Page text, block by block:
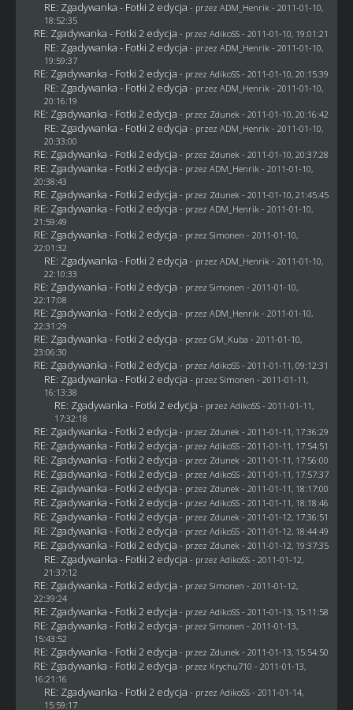
RE: Zgadywanka - Fotki 2 edycja - przez ADM_Henrik - 2011-01-10,
18:52:35
RE: Zgadywanka - Fotki 2 edycja - przez AdikoSS - 2011-01-10, 19:01:21
RE: Zgadywanka - Fotki 2 edycja - przez ADM_Henrik - 2011-01-10,
19:59:37
RE: Zgadywanka - Fotki 2 edycja - przez AdikoSS - 2011-01-10, 20:15:39
RE: Zgadywanka - Fotki 2 edycja - przez ADM_Henrik - 2011-01-10,
20:16:19
RE: Zgadywanka - Fotki 2 edycja - przez Zdunek - 2011-01-10, 20:16:42
RE: Zgadywanka - Fotki 2 edycja - przez ADM_Henrik - 2011-01-10,
20:33:00
RE: Zgadywanka - Fotki 2 edycja - przez Zdunek - 2011-01-10, 20:37:28
RE: Zgadywanka - Fotki 2 edycja - przez ADM_Henrik - 2011-01-10,
20:38:43
RE: Zgadywanka - Fotki 2 edycja - przez Zdunek - 2011-01-10, 21:45:45
RE: Zgadywanka - Fotki 2 edycja - przez ADM_Henrik - 2011-01-10,
21:59:49
RE: Zgadywanka - Fotki 2 edycja - przez Simonen - 2011-01-10,
22:01:32
RE: Zgadywanka - Fotki 2 edycja - przez ADM_Henrik - 2011-01-10,
22:10:33
RE: Zgadywanka - Fotki 2 edycja - przez Simonen - 2011-01-10,
22:17:08
RE: Zgadywanka - Fotki 2 edycja - przez ADM_Henrik - 2011-01-10,
22:31:29
RE: Zgadywanka - Fotki 2 edycja - przez GM_Kuba - 2011-01-10,
23:06:30
RE: Zgadywanka - Fotki 2 edycja - przez AdikoSS - 2011-01-11, 09:12:31
RE: Zgadywanka - Fotki 2 edycja - przez Simonen - 2011-01-11,
16:13:38
RE: Zgadywanka - Fotki 2 edycja - przez AdikoSS - 2011-01-11,
17:32:18
RE: Zgadywanka - Fotki 2 edycja - przez Zdunek - 2011-01-11, 17:36:29
RE: Zgadywanka - Fotki 2 edycja - przez AdikoSS - 2011-01-11, 17:54:51
RE: Zgadywanka - Fotki 2 edycja - przez Zdunek - 2011-01-11, 17:56:00
RE: Zgadywanka - Fotki 2 edycja - przez AdikoSS - 2011-01-11, 17:57:37
RE: Zgadywanka - Fotki 2 edycja - przez Zdunek - 2011-01-11, 18:17:00
RE: Zgadywanka - Fotki 2 edycja - przez AdikoSS - 2011-01-11, 18:18:46
RE: Zgadywanka - Fotki 2 edycja - przez Zdunek - 2011-01-12, 17:36:51
RE: Zgadywanka - Fotki 2 edycja - przez AdikoSS - 2011-01-12, 18:44:49
RE: Zgadywanka - Fotki 2 edycja - przez Zdunek - 2011-01-12, 19:37:35
RE: Zgadywanka - Fotki 2 edycja - przez AdikoSS - 2011-01-12,
21:37:12
RE: Zgadywanka - Fotki 2 edycja - przez Simonen - 2011-01-12,
22:39:24
RE: Zgadywanka - Fotki 2 edycja - przez AdikoSS - 2011-01-13, 15:11:58
RE: Zgadywanka - Fotki 2 edycja - przez Simonen - 2011-01-13,
15:43:52
RE: Zgadywanka - Fotki 2 edycja - przez Zdunek - 2011-01-13, 15:54:50
RE: Zgadywanka - Fotki 2 edycja - przez Krychu710 - 2011-01-13,
16:21:16
RE: Zgadywanka - Fotki 2 edycja - przez AdikoSS - 2011-01-14,
15:59:17